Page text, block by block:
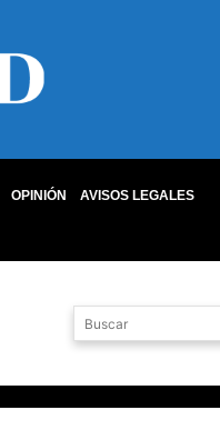
OPINIÓN
AVISOS LEGALES